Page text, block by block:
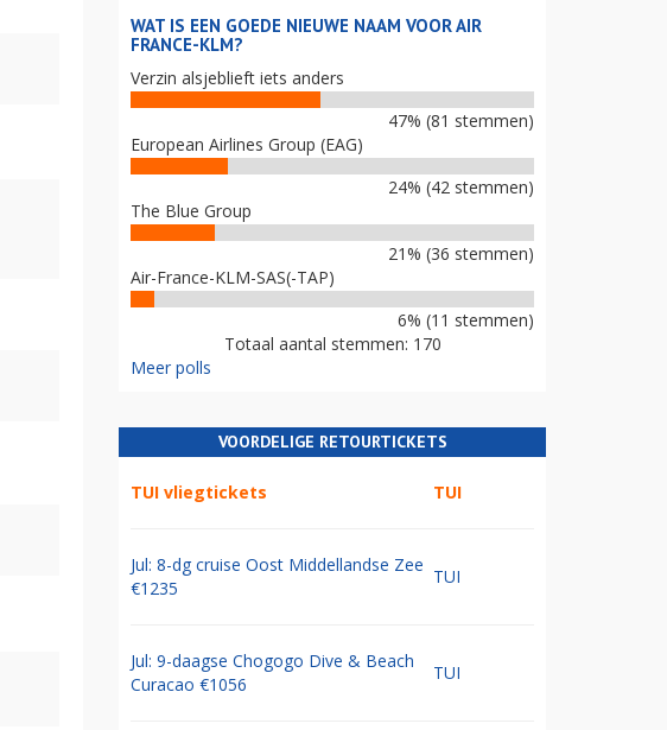
WAT IS EEN GOEDE NIEUWE NAAM VOOR AIR
FRANCE-KLM?
Verzin alsjeblieft iets anders
47% (81 stemmen)
European Airlines Group (EAG)
24% (42 stemmen)
The Blue Group
21% (36 stemmen)
Air-France-KLM-SAS(-TAP)
6% (11 stemmen)
Totaal aantal stemmen: 170
Meer polls
VOORDELIGE RETOURTICKETS
TUI vliegtickets TUI
Jul: 8-dg cruise Oost Middellandse Zee
€1235
TUI
Jul: 9-daagse Chogogo Dive & Beach
Curacao €1056
TUI